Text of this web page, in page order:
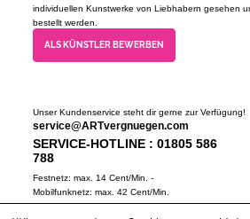
individuellen Kunstwerke von Liebhabern gesehen
bestellt werden.
ALS KÜNSTLER BEWERBEN
Unser Kundenservice steht dir gerne zur Verfügung!
service@ARTvergnuegen.com
SERVICE-HOTLINE : 01805 586
788
Festnetz: max. 14 Cent/Min. -
Mobilfunknetz: max. 42 Cent/Min.
(Mo-Do 9-18 Uhr, Fr 9-16 Uhr)